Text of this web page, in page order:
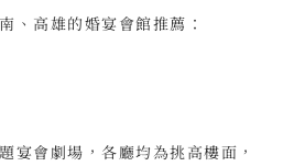
、高雄的婚宴會館推薦：
宴會劇場，各廳均為挑高樓面，